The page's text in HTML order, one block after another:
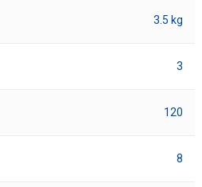
3.5 kg
3
120
8